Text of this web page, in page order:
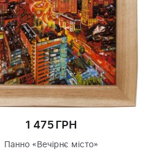
1 475 ГРН
Панно «Вечірнє місто»